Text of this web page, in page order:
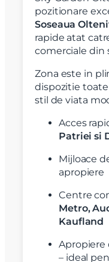
pozitionare
Soseaua
rapide atat
comerciale din
Zona este in
dispozitie
stil de viata
Acces
Patriei si
Mijloace
apropiere
Centre
Metro,
Kaufland
Apropiere
– ideal